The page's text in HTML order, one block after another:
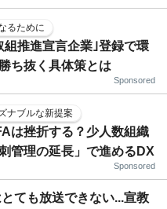
るために
組推進宣言企業｣登録で環
ち抜く具体策とは
Sponsored
ナブルな新提案
は挫折する？少人数組織
管理の延長」で進めるDX
Sponsored
ても放送できない...宣教